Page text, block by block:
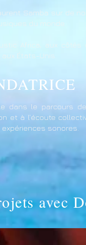
Samba sur de
du monde.
Africa, aux côtés
États-Unis.
dans le parcours
et à l’écoute
sonores.
avec